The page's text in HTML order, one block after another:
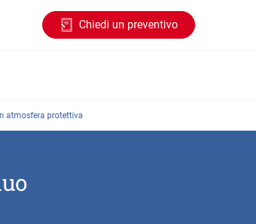
Chiedi un preventivo
atmosfera protettiva